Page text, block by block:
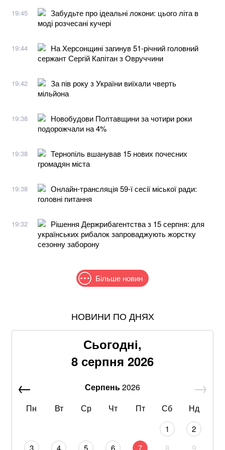
19:45
Забудьте про ідеальні локони: цього літа в
моді розчесані кучері
19:44
На Херсонщині загинув 51-річний головний
сержант Сергій Капітан з Овруччини
19:42
За пів року з України виїхали чверть
мільйона
19:38
Новобудови Полтавщини за чотири роки
подорожчали на 4%
19:38
Тернопіль вшанував 15 нових почесних
громадян міста
19:38
Онлайн-трансляція 59-ї сесії міської ради:
головні питання
19:32
Рішення Держрибагентства з 15 серпня: для
українських рибалок запроваджують жорстку
сезонну заборону
Більше новин
Понад 9,2 млрд грн: що відомо про нову гучну
Знищені печі, склади та роки роботи: що
залишилося після удару по "Епіцентру"
Без води не вижити: Шмигаль розкрив, куди планує
Хвиля похолодання накриє Україну: Діденко назвала
НОВИНИ ПО ДНЯХ
Сьогодні,
8 серпня 2026
Серпень2026
Пн
Вт Ср Чт Пт Сб Нд
1
2
3
4 5 6 7 8
9